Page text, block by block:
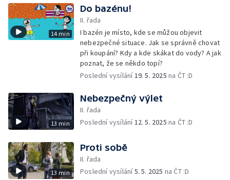
14 min
Do bazénu!
II. řada
I bazén je místo, kde se můžou objevit
nebezpečné situace. Jak se správně chovat
při koupání? Kdy a kde skákat do vody? A jak
poznat, že se někdo topí?
Poslední vysílání19. 5. 2025 na ČT :D
13 min
Nebezpečný výlet
II. řada
Poslední vysílání12. 5. 2025 na ČT :D
13 min
Proti sobě
II. řada
Poslední vysílání5. 5. 2025 na ČT :D